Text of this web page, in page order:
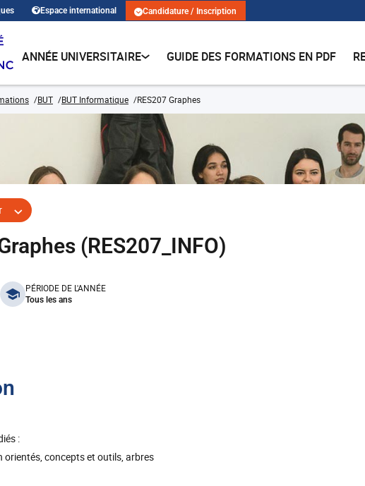
Espace international Candidature / Inscription
ANNÉE UNIVERSITAIRE GUIDE DES FORMATIONS EN PDF
BUT BUT Informatique RES207 Graphes
(RES207_INFO)
PÉRIODE DE L'ANNÉE
Tous les ans
:
orientés, concepts et outils, arbres